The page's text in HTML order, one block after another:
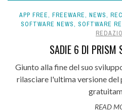
APP FREE, FREEWARE, NEWS,
SOFTWARE NEWS, SOFTWARE
SADIE 6 DI PRISM
Giunto alla fine del suo
rilasciare l'ultima versione
READ